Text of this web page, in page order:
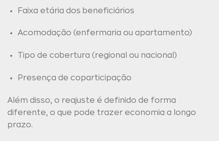
Faixa etária dos beneficiários
Acomodação (enfermaria ou apartamento)
Tipo de cobertura (regional ou nacional)
Presença de coparticipação
Além disso, o reajuste é definido de forma
diferente, o que pode trazer economia a longo
prazo.